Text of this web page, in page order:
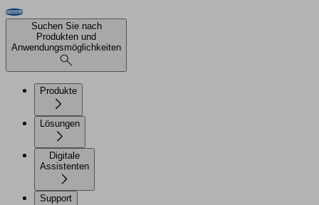
Suchen Sie nach
Produkten und
Anwendungsmöglichkeiten
Produkte
Lösungen
Digitale
Assistenten
Support